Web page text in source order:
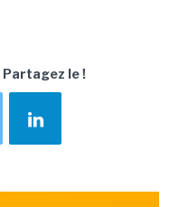
Partagez le !